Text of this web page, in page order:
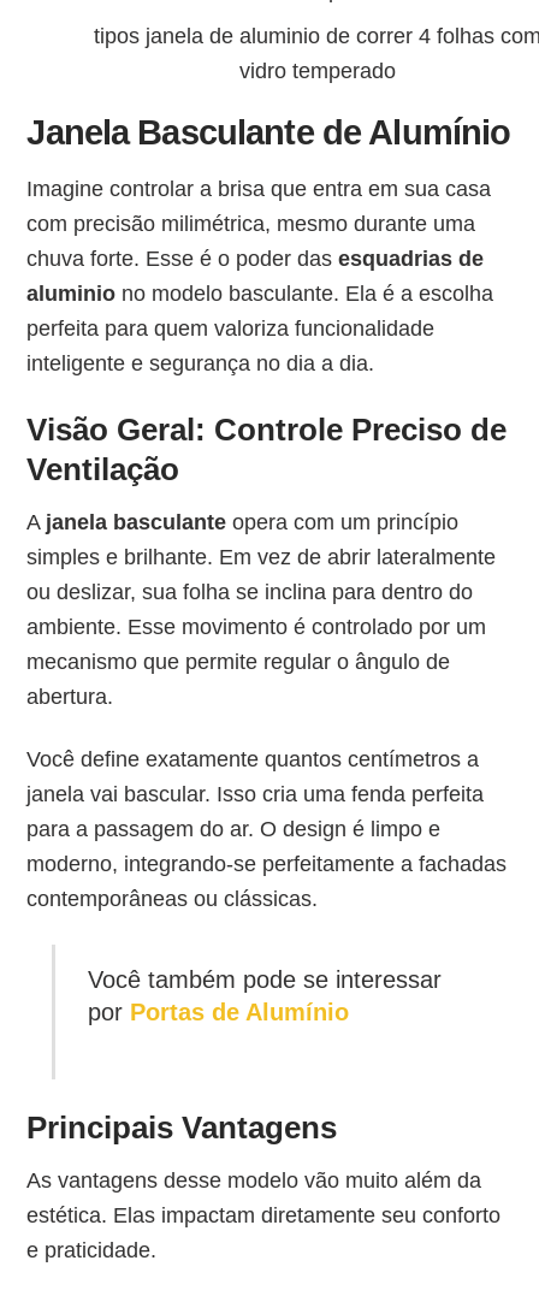
tipos janela de aluminio de correr 4 folhas
vidro temperado
Janela Basculante de Alumínio
Imagine controlar a brisa que entra em sua casa
com precisão milimétrica, mesmo durante uma
chuva forte. Esse é o poder dasesquadrias de
aluminio no modelo basculante. Ela é a escolha
perfeita para quem valoriza funcionalidade
inteligente e segurança no dia a dia.
Visão Geral: Controle Preciso de
Ventilação
A janela basculante opera com um princípio
simples e brilhante. Em vez de abrir lateralmente
ou deslizar, sua folha se inclina para dentro do
ambiente. Esse movimento é controlado por um
mecanismo que permite regular o ângulo de
abertura.
Você define exatamente quantos centímetros a
janela vai bascular. Isso cria uma fenda perfeita
para a passagem do ar. O design é limpo e
moderno, integrando-se perfeitamente a fachadas
contemporâneas ou clássicas.
Você também pode se interessar
por Portas de Alumínio
Principais Vantagens
As vantagens desse modelo vão muito além da
estética. Elas impactam diretamente seu conforto
e praticidade.